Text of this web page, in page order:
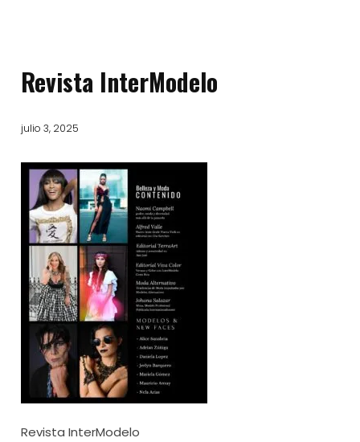
Revista InterModelo
julio 3, 2025
Revista InterModelo